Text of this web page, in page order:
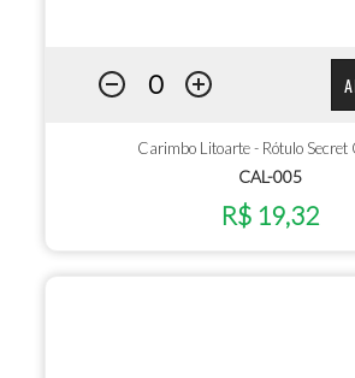
Carimbo Litoarte - Rótulo Secret
CAL-005
R$ 19,32